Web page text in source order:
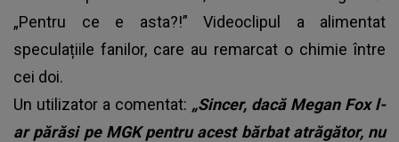
„Pentru ce e asta?!” Videoclipul a alimentat
speculațiile fanilor, care au remarcat o chimie între
cei doi.
Un utilizator a comentat: „Sincer, dacă Megan Fox l-
ar părăsi pe MGK pentru acest bărbat atrăgător, nu